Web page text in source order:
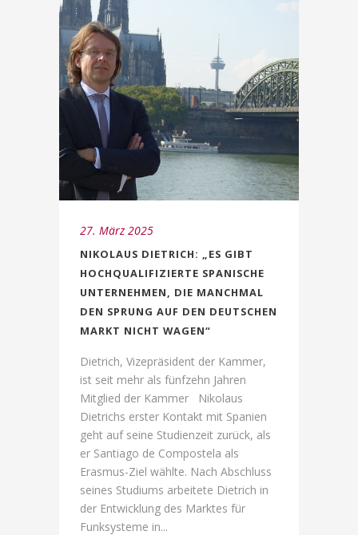
27. März 2025
NIKOLAUS DIETRICH: „ES GIBT
HOCHQUALIFIZIERTE SPANISCHE
UNTERNEHMEN, DIE MANCHMAL
DEN SPRUNG AUF DEN DEUTSCHEN
MARKT NICHT WAGEN“
Dietrich, Vizepräsident der Kammer,
ist seit mehr als fünfzehn Jahren
Mitglied der Kammer Nikolaus
Dietrichs erster Kontakt mit Spanien
geht auf seine Studienzeit zurück, als
er Santiago de Compostela als
Erasmus-Ziel wählte. Nach Abschluss
seines Studiums arbeitete Dietrich in
der Entwicklung des Marktes für
Funksysteme in...